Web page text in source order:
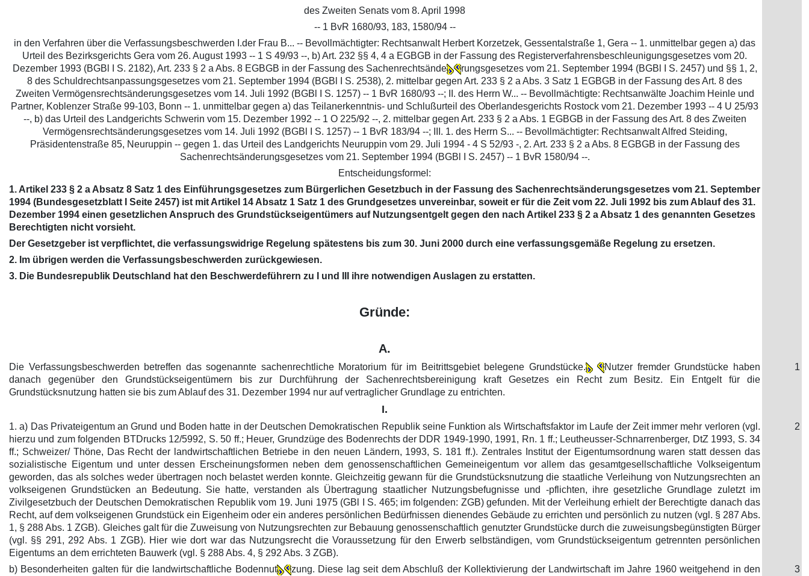
des Zweiten Senats vom 8. April 1998
-- 1 BvR 1680/93, 183, 1580/94 --
in den Verfahren über die Verfassungsbeschwerden I.der Frau B... -- Bevollmächtigter: Rechtsanwalt Herbert Korzetzek, Gessentalstraße 1, Gera -- 1. unmittelbar gegen a) das
Urteil des Bezirksgerichts Gera vom 26. August 1993 -- 1 S 49/93 --, b) Art. 232 §§ 4, 4 a EGBGB in der Fassung des Registerverfahrensbeschleunigungsgesetzes vom 20.
Dezember 1993 (BGBl I S. 2182), Art. 233 § 2 a Abs. 8 EGBGB in der Fassung des Sachenrechtsände
rungsgesetzes vom 21. September 1994 (BGBl I S. 2457) und §§ 1, 2,
8 des Schuldrechtsanpassungsgesetzes vom 21. September 1994 (BGBl I S. 2538), 2. mittelbar gegen Art. 233 § 2 a Abs. 3 Satz 1 EGBGB in der Fassung des Art. 8 des
Zweiten Vermögensrechtsänderungsgesetzes vom 14. Juli 1992 (BGBl I S. 1257) -- 1 BvR 1680/93 --; II. des Herrn W... -- Bevollmächtigte: Rechtsanwälte Joachim Heinle und
Partner, Koblenzer Straße 99-103, Bonn -- 1. unmittelbar gegen a) das Teilanerkenntnis- und Schlußurteil des Oberlandesgerichts Rostock vom 21. Dezember 1993 -- 4 U 25/93
--, b) das Urteil des Landgerichts Schwerin vom 15. Dezember 1992 -- 1 O 225/92 --, 2. mittelbar gegen Art. 233 § 2 a Abs. 1 EGBGB in der Fassung des Art. 8 des Zweiten
Vermögensrechtsänderungsgesetzes vom 14. Juli 1992 (BGBl I S. 1257) -- 1 BvR 183/94 --; III. 1. des Herrn S... -- Bevollmächtigter: Rechtsanwalt Alfred Steiding,
Präsidentenstraße 85, Neuruppin -- gegen 1. das Urteil des Landgerichts Neuruppin vom 29. Juli 1994 - 4 S 52/93 -, 2. Art. 233 § 2 a Abs. 8 EGBGB in der Fassung des
Sachenrechtsänderungsgesetzes vom 21. September 1994 (BGBl I S. 2457) -- 1 BvR 1580/94 --.
Entscheidungsformel:
1. Artikel 233 § 2 a Absatz 8 Satz 1 des Einführungsgesetzes zum Bürgerlichen Gesetzbuch in der Fassung des Sachenrechtsänderungsgesetzes vom 21. September
1994 (Bundesgesetzblatt I Seite 2457) ist mit Artikel 14 Absatz 1 Satz 1 des Grundgesetzes unvereinbar, soweit er für die Zeit vom 22. Juli 1992 bis zum Ablauf des 31.
Dezember 1994 einen gesetzlichen Anspruch des Grundstückseigentümers auf Nutzungsentgelt gegen den nach Artikel 233 § 2 a Absatz 1 des genannten Gesetzes
Berechtigten nicht vorsieht.
Der Gesetzgeber ist verpflichtet, die verfassungswidrige Regelung spätestens bis zum 30. Juni 2000 durch eine verfassungsgemäße Regelung zu ersetzen.
2. Im übrigen werden die Verfassungsbeschwerden zurückgewiesen.
3. Die Bundesrepublik Deutschland hat den Beschwerdeführern zu I und III ihre notwendigen Auslagen zu erstatten.
Gründe:
A.
Die Verfassungsbeschwerden betreffen das sogenannte sachenrechtliche Moratorium für im Beitrittsgebiet belegene Grundstücke.
Nutzer fremder Grundstücke haben
danach gegenüber den Grundstückseigentümern bis zur Durchführung der Sachenrechtsbereinigung kraft Gesetzes ein Recht zum Besitz. Ein Entgelt für die
Grundstücksnutzung hatten sie bis zum Ablauf des 31. Dezember 1994 nur auf vertraglicher Grundlage zu entrichten.
1
I.
1. a) Das Privateigentum an Grund und Boden hatte in der Deutschen Demokratischen Republik seine Funktion als Wirtschaftsfaktor im Laufe der Zeit immer mehr verloren (vgl.
hierzu und zum folgenden BTDrucks 12/5992, S. 50 ff.; Heuer, Grundzüge des Bodenrechts der DDR 1949-1990, 1991, Rn. 1 ff.; Leutheusser-Schnarrenberger, DtZ 1993, S. 34
ff.; Schweizer/ Thöne, Das Recht der landwirtschaftlichen Betriebe in den neuen Ländern, 1993, S. 181 ff.). Zentrales Institut der Eigentumsordnung waren statt dessen das
sozialistische Eigentum und unter dessen Erscheinungsformen neben dem genossenschaftlichen Gemeineigentum vor allem das gesamtgesellschaftliche Volkseigentum
geworden, das als solches weder übertragen noch belastet werden konnte. Gleichzeitig gewann für die Grundstücksnutzung die staatliche Verleihung von Nutzungsrechten an
volkseigenen Grundstücken an Bedeutung. Sie hatte, verstanden als Übertragung staatlicher Nutzungsbefugnisse und -pflichten, ihre gesetzliche Grundlage zuletzt im
Zivilgesetzbuch der Deutschen Demokratischen Republik vom 19. Juni 1975 (GBl I S. 465; im folgenden: ZGB) gefunden. Mit der Verleihung erhielt der Berechtigte danach das
Recht, auf dem volkseigenen Grundstück ein Eigenheim oder ein anderes persönlichen Bedürfnissen dienendes Gebäude zu errichten und persönlich zu nutzen (vgl. § 287 Abs.
1, § 288 Abs. 1 ZGB). Gleiches galt für die Zuweisung von Nutzungsrechten zur Bebauung genossenschaftlich genutzter Grundstücke durch die zuweisungsbegünstigten Bürger
(vgl. §§ 291, 292 Abs. 1 ZGB). Hier wie dort war das Nutzungsrecht die Voraussetzung für den Erwerb selbständigen, vom Grundstückseigentum getrennten persönlichen
Eigentums an dem errichteten Bauwerk (vgl. § 288 Abs. 4, § 292 Abs. 3 ZGB).
2
b) Besonderheiten galten für die landwirtschaftliche Bodennut
zung. Diese lag seit dem Abschluß der Kollektivierung der Landwirtschaft im Jahre 1960 weitgehend in den
3